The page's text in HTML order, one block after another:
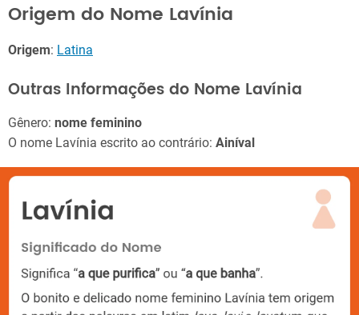
Origem do Nome Lavínia
Origem: Latina
Outras Informações do Nome Lavínia
Gênero: nome feminino
O nome Lavínia escrito ao contrário: Ainíval